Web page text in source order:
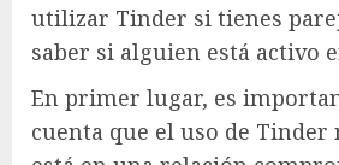
utilizar Tinder si tienes
saber si alguien está activo
En primer lugar, es
cuenta que el uso de Tinder